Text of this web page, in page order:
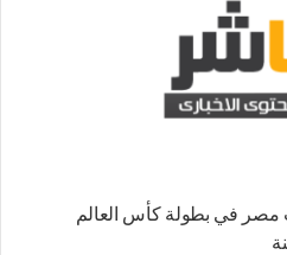
مصر في بطولة كأس العالم